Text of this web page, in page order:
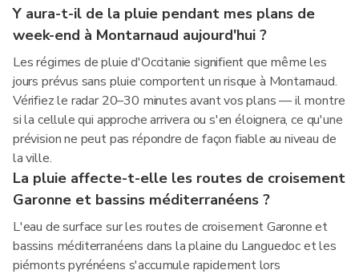
Y aura-t-il de la pluie pendant mes plans de
week-end à Montarnaud aujourd'hui ?
Les régimes de pluie d'Occitanie signifient que même les
jours prévus sans pluie comportent un risque à Montarnaud.
Vérifiez le radar 20–30 minutes avant vos plans — il montre
si la cellule qui approche arrivera ou s'en éloignera, ce qu'une
prévision ne peut pas répondre de façon fiable au niveau de
la ville.
La pluie affecte-t-elle les routes de croisement
Garonne et bassins méditerranéens ?
L'eau de surface sur les routes de croisement Garonne et
bassins méditerranéens dans la plaine du Languedoc et les
piémonts pyrénéens s'accumule rapidement lors